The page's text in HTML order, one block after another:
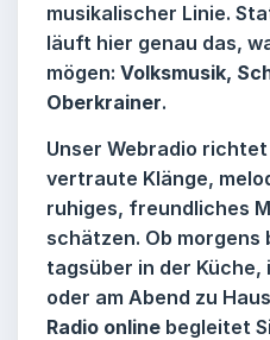
musikalischer Linie.
läuft hier genau das,
mögen: Volksmusik,
Oberkrainer.
Unser Webradio
vertraute Klänge,
ruhiges, freundliches
schätzen. Ob morgens
tagsüber in der Küche,
oder am Abend zu
Radio online begleitet